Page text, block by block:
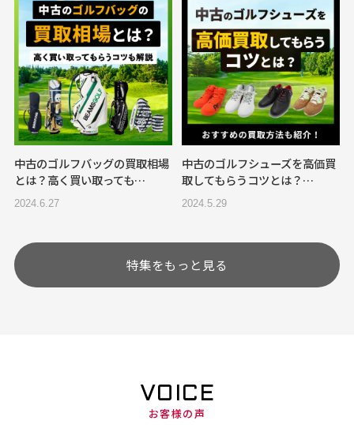
中古のゴルフバッグの買取相場
とは？高く買い取っても…
2024.6.27
中古のゴルフシューズを高価買
取してもらうコツとは？…
2024.5.29
特集をもっと見る
VOICE
お客様の声